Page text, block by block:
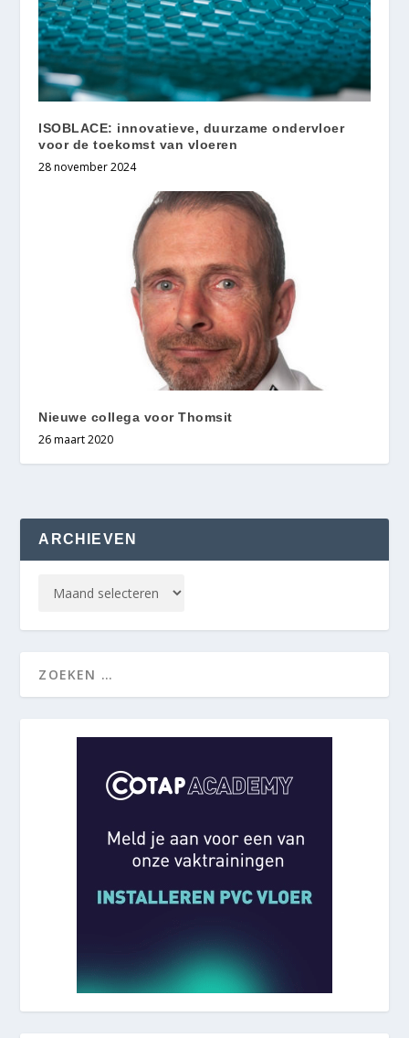
ISOBLACE: innovatieve, duurzame ondervloer
voor de toekomst van vloeren
28 november 2024
Nieuwe collega voor Thomsit
26 maart 2020
ARCHIEVEN